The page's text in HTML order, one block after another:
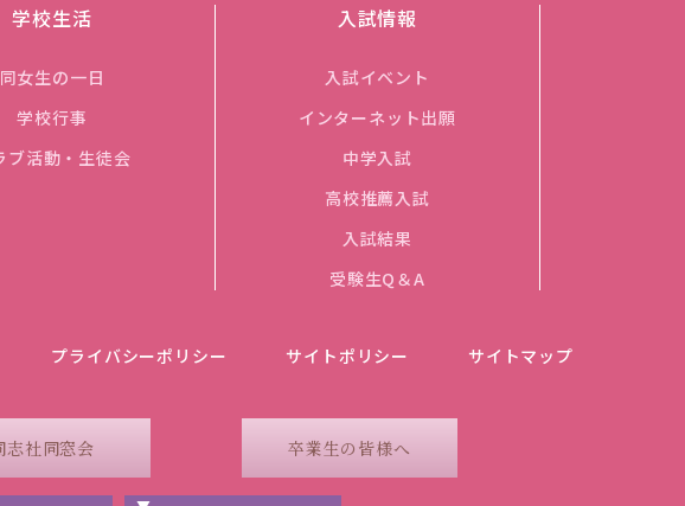
学校生活
同女生の一日
学校行事
ブ活動・生徒会
入試情報
入試イベント
インターネット出願
中学入試
高校推薦入試
入試結果
受験生Q＆A
プライバシーポリシー サイトポリシー サイトマップ
志社同窓会 卒業生の皆様へ